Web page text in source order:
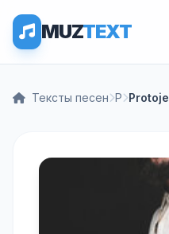
MUZTEXT
Тексты песен P Protoje